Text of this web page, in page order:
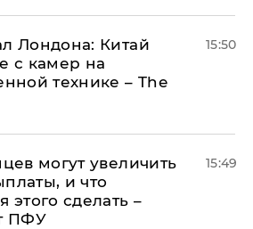
Лондона: Китай
с камер на
технике – The
15:50
могут увеличить
и что
этого сделать –
ПФУ
15:49